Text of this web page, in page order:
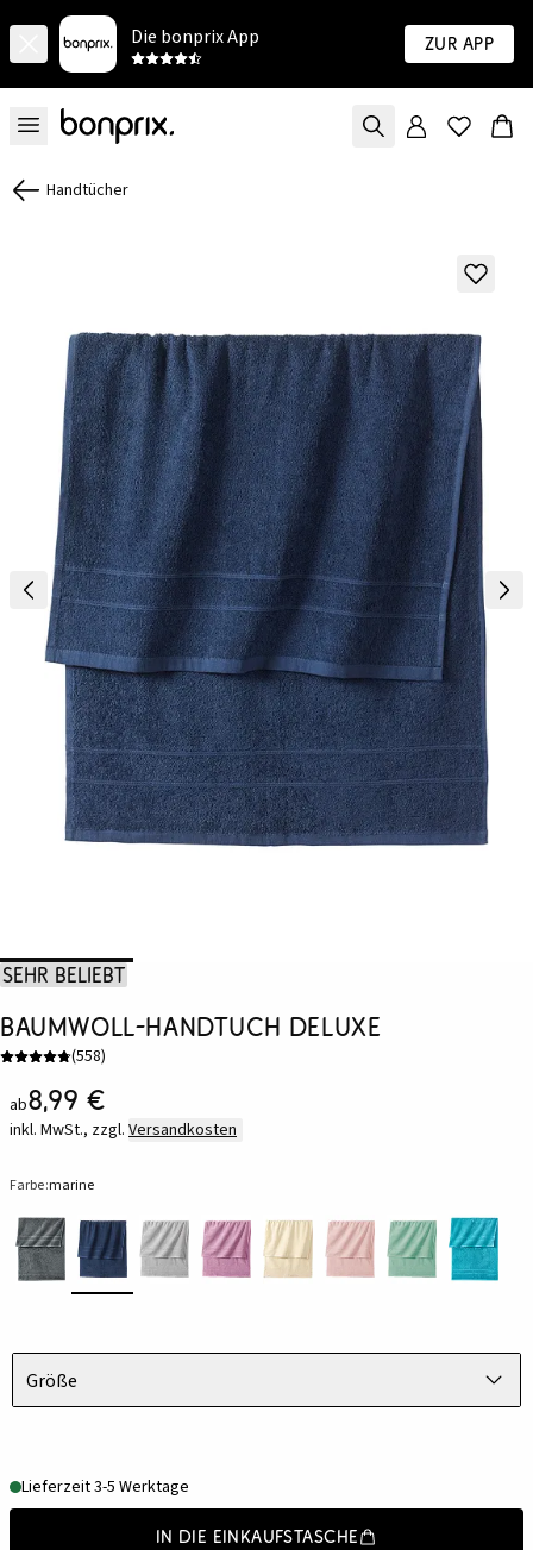
Die bonprix App Zur App
Handtücher
Sehr beliebt
Baumwoll-Handtuch Deluxe
(558)
ab8,99 €
inkl. MwSt., zzgl. Versandkosten
Farbe:marine
Größe
Lieferzeit 3-5 Werktage
In die Einkaufstasche